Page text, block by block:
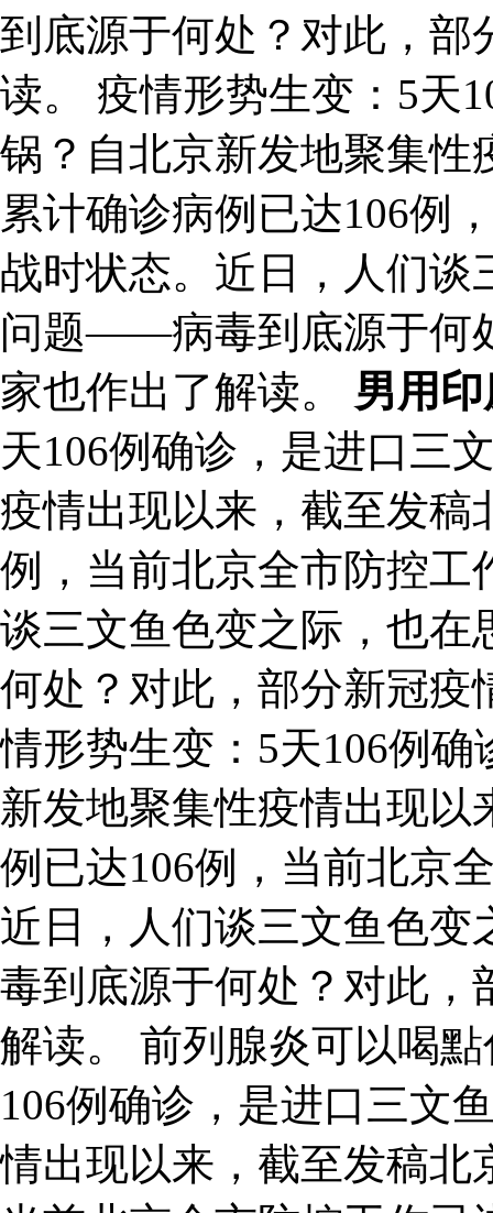
到底源于何处？对此，部
读。 疫情形势生变：5天
锅？自北京新发地聚集性
累计确诊病例已达106例
战时状态。近日，人们谈
问题——病毒到底源于何
家也作出了解读。 男用
天106例确诊，是进口三
疫情出现以来，截至发稿
例，当前北京全市防控工
谈三文鱼色变之际，也
何处？对此，部分新冠疫
情形势生变：5天106例
新发地聚集性疫情出现
例已达106例，当前北京
近日，人们谈三文鱼色
毒到底源于何处？对此，
解读。 前列腺炎可以喝
106例确诊，是进口三文
情出现以来，截至发稿北